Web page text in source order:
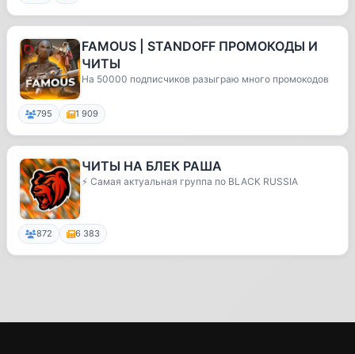
FAMOUS | STANDOFF ПРОМОКОДЫ И
ЧИТЫ
На 50000 подписчиков разыграю много промокодов
795 1 909
ЧИТЫ НА БЛЕК РАША
⚡️ Самая актуальная группа по BLACK RUSSIA
872 6 383